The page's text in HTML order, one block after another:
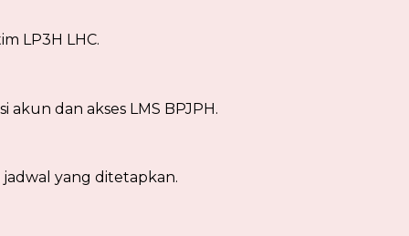
LP3H LHC.
akun dan akses LMS BPJPH.
yang ditetapkan.